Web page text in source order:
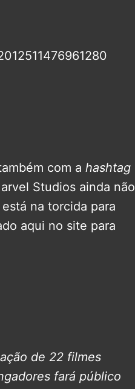
com a hashtag
Studios ainda não
está na torcida para
aqui no site para
de 22 filmes
fará público